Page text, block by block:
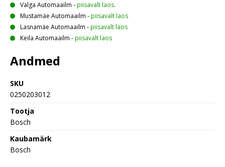
Valga Automaailm -piisavalt laos.
Mustamäe Automaailm -piisavalt laos
Lasnamäe Automaailm -piisavalt laos
Keila Automaailm -piisavalt laos
Andmed
SKU
0250203012
Tootja
Bosch
Kaubamärk
Bosch